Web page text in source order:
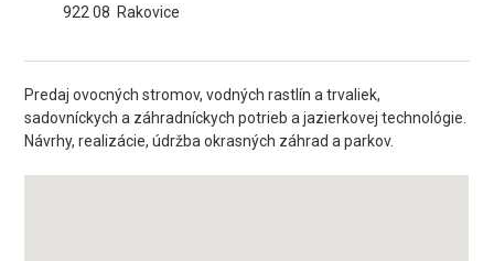
922 08 Rakovice
Predaj ovocných stromov, vodných rastlín a trvaliek,
sadovníckych a záhradníckych potrieb a jazierkovej technológie.
Návrhy, realizácie, údržba okrasných záhrad a parkov.